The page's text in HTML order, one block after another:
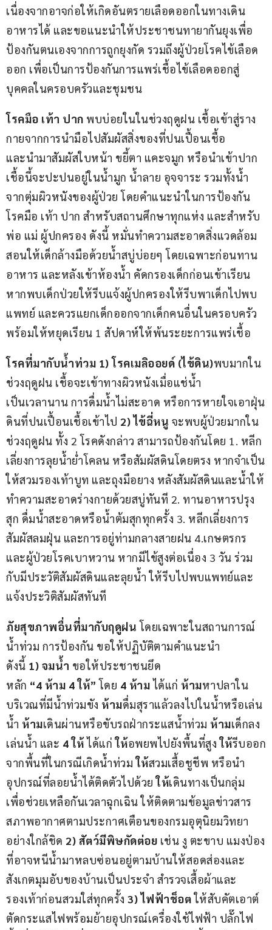
เนื่องจากอาจก่อให้เกิดอันตรายเลือดออกในทางเดิน
อาหารได้ และขอแนะนำให้ประชาชนทายากันยุงเพื่อ
ป้องกันตนเองจากการถูกยุงกัด รวมถึงผู้ป่วยโรคไข้เลือด
ออก เพื่อเป็นการป้องกันการแพร่เชื้อไข้เลือดออกสู่
บุคคลในครอบครัวและชุมชน
โรคมือ เท้า ปาก พบบ่อยในในช่วงฤดูฝน เชื้อเข้าสู่ราง
กายจากการนำมือไปสัมผัสสิ่งของที่ปนเปื้อนเชื้อ
และนำมาสัมผัสใบหน้า ขยี้ตา แคะจมูก หรือนำเข้าปาก
เชื้อนี้จะปะปนอยู่ในน้ำมูก น้ำลาย อุจจาระ รวมทั้งน้ำ
จากตุ่มผิวหนังของผู้ป่วย โดยคำแนะนำในการป้องกัน
โรคมือ เท้า ปาก สำหรับสถานศึกษาทุกแห่ง และสำหรับ
พ่อ แม่ ผู้ปกครอง ดังนี้ หมั่นทำความสะอาดสิ่งแวดล้อม
สอนให้เด็กล้างมือด้วยน้ำสบู่บ่อยๆ โดยเฉพาะก่อนทาน
อาหาร และหลังเข้าห้องน้ำ คัดกรองเด็กก่อนเข้าเรียน
หากพบเด็กป่วยให้รีบแจ้งผู้ปกครองให้รีบพาเด็กไปพบ
แพทย์ และควรแยกเด็กออกจากเด็กคนอื่นในครอบครัว
พร้อมให้หยุดเรียน 1 สัปดาห์ให้พ้นระยะการแพร่เชื้อ
โรคที่มากับน้ำท่วม 1) โรคเมลิออยด์ (ไข้ดิน)พบมากใน
ช่วงฤดูฝน เชื้อจะเข้าทางผิวหนังเมื่อแช่น้ำ
เป็นเวลานาน การดื่มน้ำไม่สะอาด หรือการหายใจเอาฝุ่น
ดินที่ปนเปื้อนเชื้อเข้าไป 2) ไข้ฉี่หนู จะพบผู้ป่วยมากใน
ช่วงฤดูฝน ทั้ง 2 โรคดังกล่าว สามารถป้องกันโดย 1. หลีก
เลี่ยงการลุยน้ำย่ำโคลน หรือสัมผัสดินโดยตรง หากจำเป็น
ให้สวมรองเท้าบูท และถุงมือยาง หลังสัมผัสดินและน้ำให้
ทำความสะอาดร่างกายด้วยสบู่ทันที 2. ทานอาหารปรุง
สุก ดื่มน้ำสะอาดหรือน้ำต้มสุกทุกครั้ง 3. หลีกเลี่ยงการ
สัมผัสลมฝุ่น และการอยู่ท่ามกลางสายฝน 4.เกษตรกร
และผู้ป่วยโรคเบาหวาน หากมีไข้สูงต่อเนื่อง 3 วัน ร่วม
กับมีประวัติสัมผัสดินและลุยน้ำ ให้รีบไปพบแพทย์และ
แจ้งประวิติสัมผัสทันที
ภัยสุขภาพอื่นที่มากับฤดูฝน โดยเฉพาะในสถานการณ์
น้ำท่วม การป้องกัน ขอให้ปฏิบัติตามคำแนะนำ
ดังนี้ 1) จมน้ำ ขอให้ประชาชนยึด
หลัก “4 ห้าม 4 ให้” โดย 4 ห้าม ได้แก่ ห้ามหาปลาใน
บริเวณที่มีน้ำท่วมขัง ห้ามดื่มสุราแล้วลงไปในน้ำหรือเล่น
น้ำ ห้ามเดินผ่านหรือขับรถฝ่ากระแสน้ำท่วม ห้ามเด็กลง
เล่นน้ำ และ 4 ให้ ได้แก่ ให้อพยพไปยังพื้นที่สูง ให้รีบออก
จากพื้นที่ในกรณีเกิดน้ำท่วม ให้สวมเสื้อชูชีพ หรือนำ
อุปกรณ์ที่ลอยน้ำได้ติดตัวไปด้วย ให้เดินทางเป็นกลุ่ม
เพื่อช่วยเหลือกันเวลาฉุกเฉิน ให้ติดตามข้อมูลข่าวสาร
สภาพอากาศตามประกาศเตือนของกรมอุตุนิยมวิทยา
อย่างใกล้ชิด 2) สัตว์มีพิษกัดต่อย เช่น งู ตะขาบ แมงป่อง
ที่อาจหนีน้ำมาหลบซ่อนอยู่ตามบ้านให้สอดส่องและ
สังเกตมุมอับของบ้านเป็นประจำ สำรวจเสื้อผ้าและ
รองเท้าก่อนสวมใส่ทุกครั้ง 3) ไฟฟ้าช็อต ให้สับคัตเอาต์
ตัดกระแสไฟพร้อมย้ายอุปกรณ์เครื่องใช้ไฟฟ้า ปลั๊กไฟ